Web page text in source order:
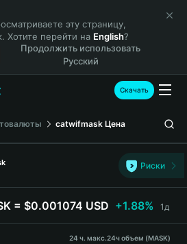
эту страницу,
Хотите перейти на English?
Продолжить использовать
Русский
Скачать
catwifmask Цена
Риски
= $0.001074 USD +1.88% 1д
24 ч. макс.24ч объем (MASK)